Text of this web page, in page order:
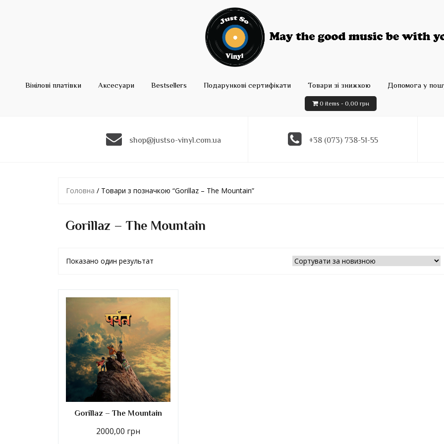
Вінілові платівки Аксесуари Bestsellers Подарункові сертифікати Товари зі знижкою Допомога у
0 items - 0,00 грн
shop@justso-vinyl.com.ua +38 (073) 738-51-55
Головна / Товари з позначкою “Gorillaz – The Mountain”
Gorillaz – The Mountain
Показано один результат
Gorillaz – The Mountain
2000,00 грн